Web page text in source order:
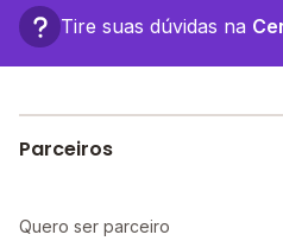
Tire suas dúvidas na
Parceiros
Quero ser parceiro